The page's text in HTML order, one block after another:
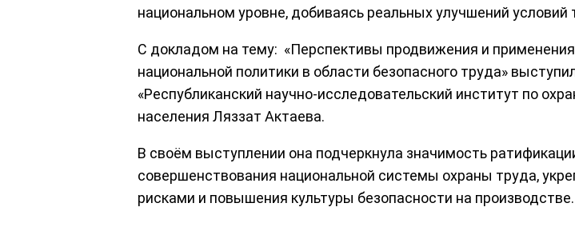
национальном уровне, добиваясь реальных улучшений условий
С докладом на тему: «Перспективы продвижения и
национальной политики в области безопасного труда»
«Республиканский научно-исследовательский институт по
населения Ляззат Актаева.
В своём выступлении она подчеркнула значимость
совершенствования национальной системы охраны труда,
рисками и повышения культуры безопасности на производстве.